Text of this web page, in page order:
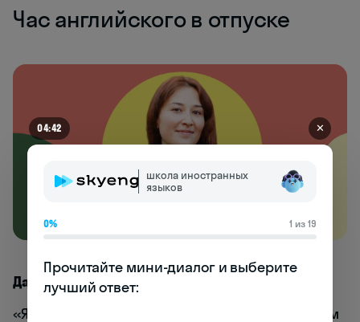
Час английского в отпуске
Дарья Умярова,руководитель SMM-отдела:
«Я хорошо знаю английский и свободно на нем
04:42 ✕
школа иностранных
языков
0% 1 из 19
Прочитайте мини-диалог и выберите
лучший ответ: